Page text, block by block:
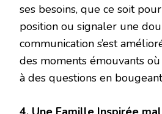
ses besoins, que ce soit
position ou signaler une
communication s’est
des moments émouvants
à des questions en